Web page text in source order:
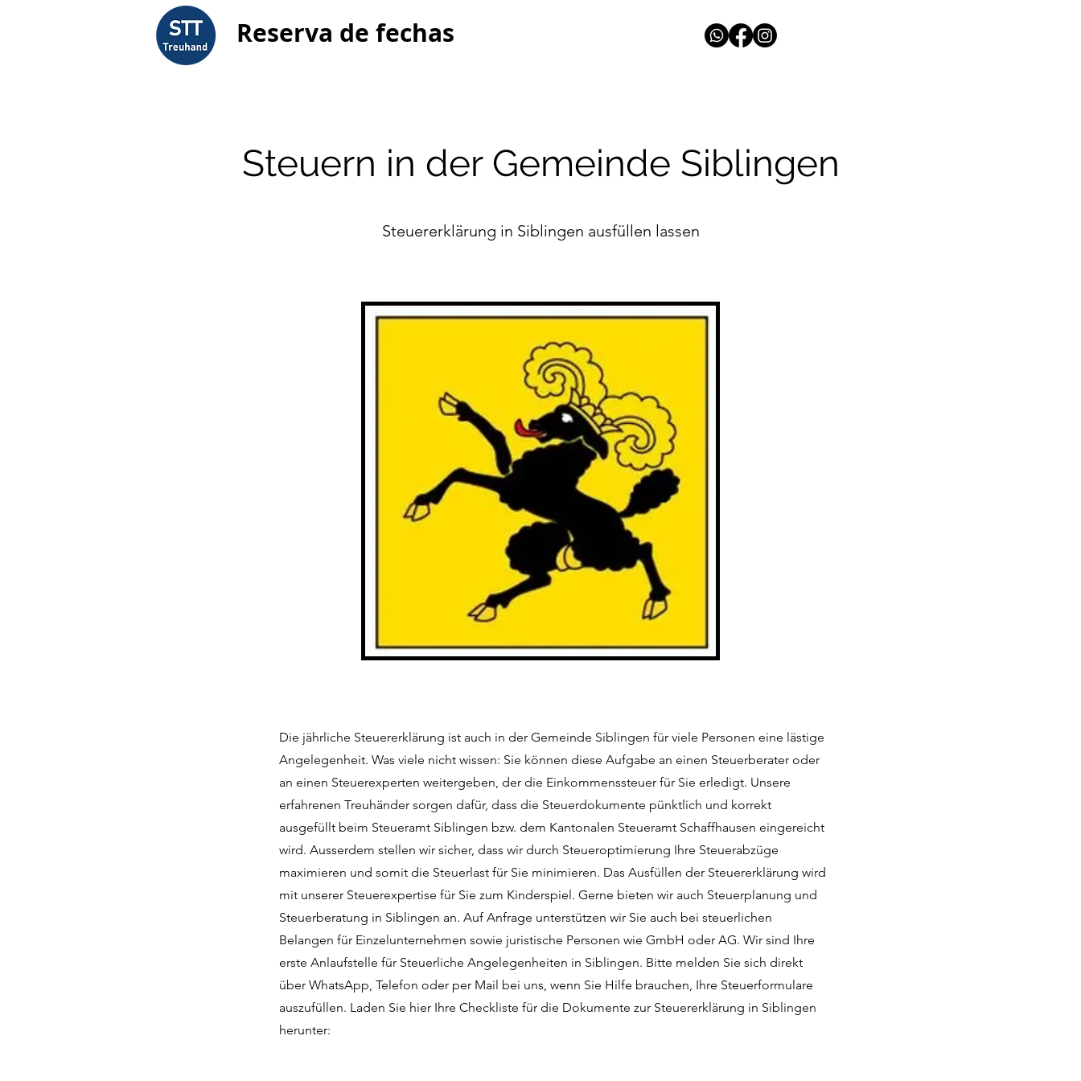
Reserva de fechas
Steuern in der Gemeinde Siblingen
Steuererklärung in Siblingen ausfüllen lassen
Die jährliche Steuererklärung ist auch in der Gemeinde Siblingen für viele Personen eine lästige
Angelegenheit. Was viele nicht wissen: Sie können diese Aufgabe an einen Steuerberater oder
an einen Steuerexperten weitergeben, der die Einkommenssteuer für Sie erledigt. Unsere
erfahrenen Treuhänder sorgen dafür, dass die Steuerdokumente pünktlich und korrekt
ausgefüllt beim Steueramt Siblingen bzw. dem Kantonalen Steueramt Schaffhausen eingereicht
wird. Ausserdem stellen wir sicher, dass wir durch Steueroptimierung Ihre Steuerabzüge
maximieren und somit die Steuerlast für Sie minimieren. Das Ausfüllen der Steuererklärung wird
mit unserer Steuerexpertise für Sie zum Kinderspiel. Gerne bieten wir auch Steuerplanung und
Steuerberatung in Siblingen an. Auf Anfrage unterstützen wir Sie auch bei steuerlichen
Belangen für Einzelunternehmen sowie juristische Personen wie GmbH oder AG. Wir sind Ihre
erste Anlaufstelle für Steuerliche Angelegenheiten in Siblingen. Bitte melden Sie sich direkt
über WhatsApp, Telefon oder per Mail bei uns, wenn Sie Hilfe brauchen, Ihre Steuerformulare
auszufüllen. Laden Sie hier Ihre Checkliste für die Dokumente zur Steuererklärung in Siblingen
herunter: